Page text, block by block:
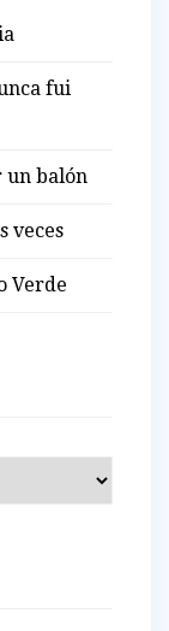
fui
un balón
veces
Verde